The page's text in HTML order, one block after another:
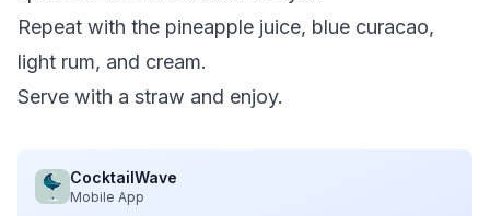
Repeat with the pineapple juice, blue curacao,
light rum, and cream.
Serve with a straw and enjoy.
CocktailWave
Mobile App